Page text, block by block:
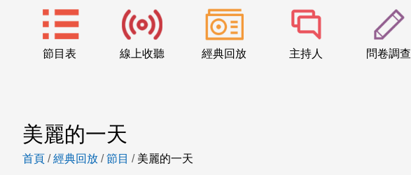
節目表 線上收聽 經典回放 主持人 問卷調查
美麗的一天
首頁 /經典回放 /節目 / 美麗的一天